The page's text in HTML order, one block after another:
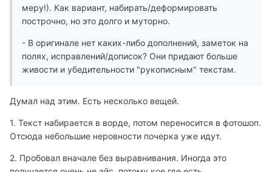
меру!). Как вариант, набирать/деформировать
построчно, но это долго и муторно.
- В оригинале нет каких-либо дополнений, заметок на
полях, исправлений/дописок? Они придают больше
живости и убедительности "рукописным" текстам.
Думал над этим. Есть несколько вещей.
1. Текст набирается в ворде, потом переносится в фотошоп.
Отсюда небольшие неровности почерка уже идут.
2. Пробовал вначале без выравнивания. Иногда это